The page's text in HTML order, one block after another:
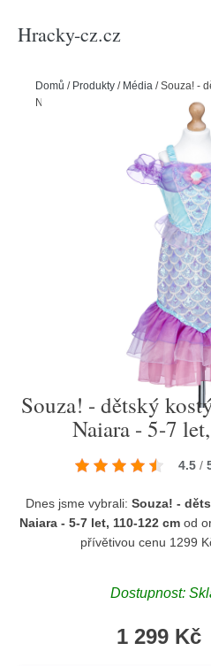
Hracky-cz.cz
Domů / Produkty / Média /Souza! -
Naiara - 5-7 let, 110-122 cm
Souza! - dětský
Naiara - 5-7
4.5 /
Dnes jsme vybrali: Souza! -
Naiara - 5-7 let, 110-122 cm od
přívětivou cenu 1299
Dostupnost:
1 299 Kč